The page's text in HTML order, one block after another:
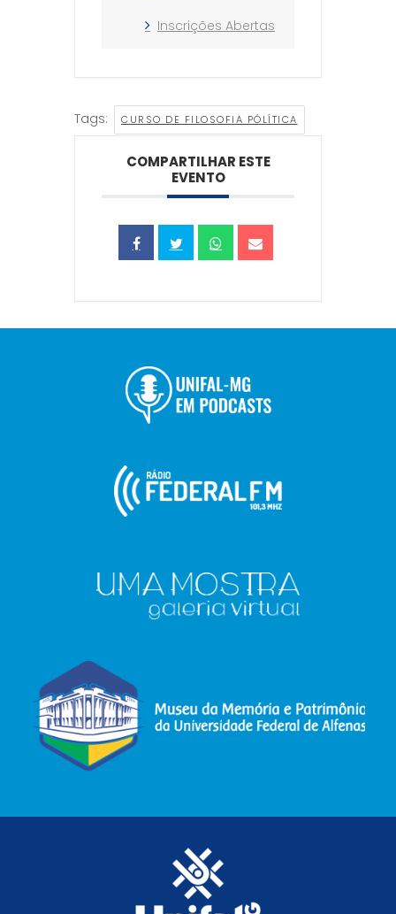
Inscrições Abertas
Tags: CURSO DE FILOSOFIA PÓLÍTICA
COMPARTILHAR ESTE
EVENTO